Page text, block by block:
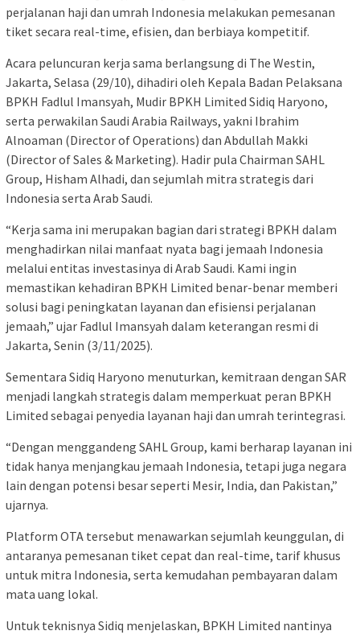
perjalanan haji dan umrah Indonesia melakukan pemesanan
tiket secara real-time, efisien, dan berbiaya kompetitif.
Acara peluncuran kerja sama berlangsung di The Westin,
Jakarta, Selasa (29/10), dihadiri oleh Kepala Badan Pelaksana
BPKH Fadlul Imansyah, Mudir BPKH Limited Sidiq Haryono,
serta perwakilan Saudi Arabia Railways, yakni Ibrahim
Alnoaman (Director of Operations) dan Abdullah Makki
(Director of Sales & Marketing). Hadir pula Chairman SAHL
Group, Hisham Alhadi, dan sejumlah mitra strategis dari
Indonesia serta Arab Saudi.
“Kerja sama ini merupakan bagian dari strategi BPKH dalam
menghadirkan nilai manfaat nyata bagi jemaah Indonesia
melalui entitas investasinya di Arab Saudi. Kami ingin
memastikan kehadiran BPKH Limited benar-benar memberi
solusi bagi peningkatan layanan dan efisiensi perjalanan
jemaah,” ujar Fadlul Imansyah dalam keterangan resmi di
Jakarta, Senin (3/11/2025).
Sementara Sidiq Haryono menuturkan, kemitraan dengan SAR
menjadi langkah strategis dalam memperkuat peran BPKH
Limited sebagai penyedia layanan haji dan umrah terintegrasi.
“Dengan menggandeng SAHL Group, kami berharap layanan ini
tidak hanya menjangkau jemaah Indonesia, tetapi juga negara
lain dengan potensi besar seperti Mesir, India, dan Pakistan,”
ujarnya.
Platform OTA tersebut menawarkan sejumlah keunggulan, di
antaranya pemesanan tiket cepat dan real-time, tarif khusus
untuk mitra Indonesia, serta kemudahan pembayaran dalam
mata uang lokal.
Untuk teknisnya Sidiq menjelaskan, BPKH Limited nantinya